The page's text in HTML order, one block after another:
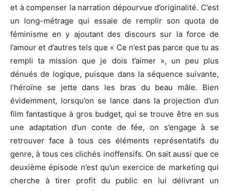
et à compenser la narration dépourvue d’originalité. C’est
un long-métrage qui essaie de remplir son quota de
féminisme en y ajoutant des discours sur la force de
l’amour et d’autres tels que « Ce n’est pas parce que tu as
rempli ta mission que je dois t’aimer », un peu plus
dénués de logique, puisque dans la séquence suivante,
l’héroïne se jette dans les bras du beau mâle. Bien
évidemment, lorsqu’on se lance dans la projection d’un
film fantastique à gros budget, qui se trouve être en sus
une adaptation d’un conte de fée, on s’engage à se
retrouver face à tous ces éléments représentatifs du
genre, à tous ces clichés inoffensifs. On sait aussi que ce
deuxième épisode n’est qu’un exercice de marketing qui
cherche à tirer profit du public en lui délivrant un